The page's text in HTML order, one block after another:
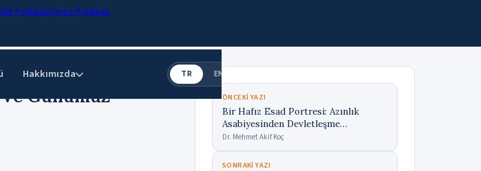
Hakkımızda⌄ TR EN
Günümüz
ÖNCEKI YAZI
Bir Hafız Esad Portresi: Azınlık
Asabiyesinden Devletleşme
Tecrübesine
Dr. Mehmet Akif Koç
SONRAKI YAZI
PolitikasıÇerez Politikası